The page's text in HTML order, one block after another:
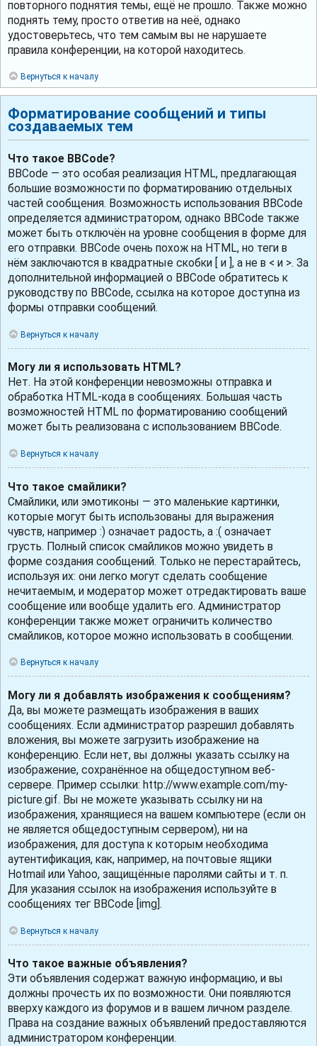
повторного поднятия темы, ещё не прошло. Также можно
поднять тему, просто ответив на неё, однако
удостоверьтесь, что тем самым вы не нарушаете
правила конференции, на которой находитесь.
Вернуться к началу
Форматирование сообщений и типы
создаваемых тем
Что такое BBCode?
BBCode — это особая реализация HTML, предлагающая
большие возможности по форматированию отдельных
частей сообщения. Возможность использования BBCode
определяется администратором, однако BBCode также
может быть отключён на уровне сообщения в форме для
его отправки. BBCode очень похож на HTML, но теги в
нём заключаются в квадратные скобки [ и ], а не в < и >. За
дополнительной информацией о BBCode обратитесь к
руководству по BBCode, ссылка на которое доступна из
формы отправки сообщений.
Вернуться к началу
Могу ли я использовать HTML?
Нет. На этой конференции невозможны отправка и
обработка HTML-кода в сообщениях. Большая часть
возможностей HTML по форматированию сообщений
может быть реализована с использованием BBCode.
Вернуться к началу
Что такое смайлики?
Смайлики, или эмотиконы — это маленькие картинки,
которые могут быть использованы для выражения
чувств, например :) означает радость, а :( означает
грусть. Полный список смайликов можно увидеть в
форме создания сообщений. Только не перестарайтесь,
используя их: они легко могут сделать сообщение
нечитаемым, и модератор может отредактировать ваше
сообщение или вообще удалить его. Администратор
конференции также может ограничить количество
смайликов, которое можно использовать в сообщении.
Вернуться к началу
Могу ли я добавлять изображения к сообщениям?
Да, вы можете размещать изображения в ваших
сообщениях. Если администратор разрешил добавлять
вложения, вы можете загрузить изображение на
конференцию. Если нет, вы должны указать ссылку на
изображение, сохранённое на общедоступном веб-
сервере. Пример ссылки: http://www.example.com/my-
picture.gif. Вы не можете указывать ссылку ни на
изображения, хранящиеся на вашем компьютере (если он
не является общедоступным сервером), ни на
изображения, для доступа к которым необходима
аутентификация, как, например, на почтовые ящики
Hotmail или Yahoo, защищённые паролями сайты и т. п.
Для указания ссылок на изображения используйте в
сообщениях тег BBCode [img].
Вернуться к началу
Что такое важные объявления?
Эти объявления содержат важную информацию, и вы
должны прочесть их по возможности. Они появляются
вверху каждого из форумов и в вашем личном разделе.
Права на создание важных объявлений предоставляются
администратором конференции.